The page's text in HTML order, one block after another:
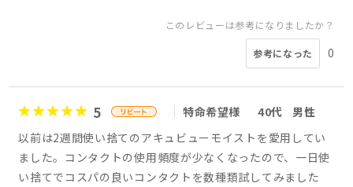
このレビューは参考になりましたか？
参考になった 0
5 特命希望様 40代
男性
以前は2週間使い捨てのアキュビューモイストを愛用してい
ました。コンタクトの使用頻度が少なくなったので、一日使
い捨てでコスパの良いコンタクトを数種類試してみました